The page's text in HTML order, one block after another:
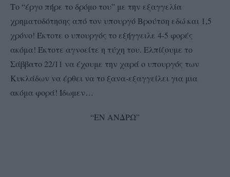
Το “έργο πήρε το δρόμο του” με την εξαγγελία
χρηματοδότησης από τον υπουργό Βρούτση εδώ και 1,5
χρόνο! Έκτοτε ο υπουργός το εξήγγειλε 4-5 φορές
ακόμα! Έκτοτε αγνοείτε η τύχη του. Ελπίζουμε το
Σάββατο 22/11 να έχουμε την χαρά ο υπουργός των
Κυκλάδων να έρθει να το ξανα-εξαγγείλει για μια
ακόμα φορά! Ίδωμεν…
“ΕΝ ΑΝΔΡΩ”